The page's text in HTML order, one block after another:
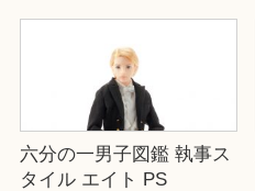
六分の一男子図鑑 執事ス
タイル エイト PS